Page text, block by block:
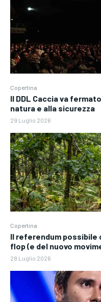
Copertina
Il DDL Caccia va
natura e alla sicurezza
29 Luglio 2026
Copertina
Il referendum possibile
flop (e del nuovo
28 Luglio 2026